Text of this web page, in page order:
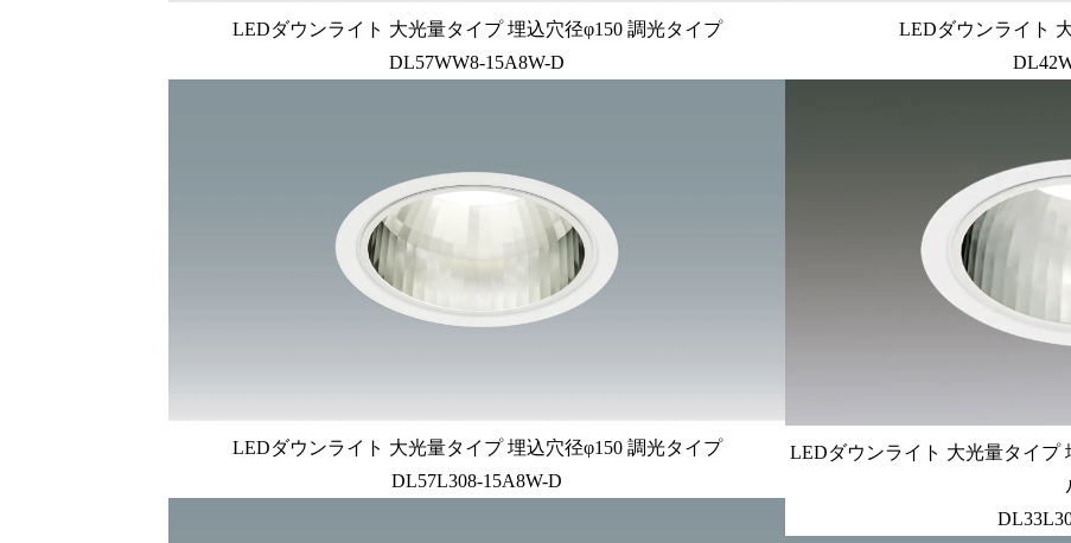
LEDダウンライト 大光量タイプ 埋込穴径φ150 調光タイプ
DL57WW8-15A8W-D
LEDダウンライト 大光量タイプ 埋込穴径φ150 調光タイプ
DL57L308-15A8W-D
LEDダウンライト
LEDダウンライト 大光量タイプ